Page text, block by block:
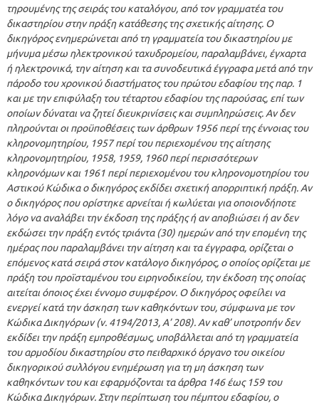
τηρουμένης της σειράς του καταλόγου, από τον γραμματέα του
δικαστηρίου στην πράξη κατάθεσης της σχετικής αίτησης. Ο
δικηγόρος ενημερώνεται από τη γραμματεία του δικαστηρίου με
μήνυμα μέσω ηλεκτρονικού ταχυδρομείου, παραλαμβάνει, έγχαρτα
ή ηλεκτρονικά, την αίτηση και τα συνοδευτικά έγγραφα μετά από την
πάροδο του χρονικού διαστήματος του πρώτου εδαφίου της παρ. 1
και με την επιφύλαξη του τέταρτου εδαφίου της παρούσας, επί των
οποίων δύναται να ζητεί διευκρινίσεις και συμπληρώσεις. Αν δεν
πληρούνται οι προϋποθέσεις των άρθρων 1956 περί της έννοιας του
κληρονομητηρίου, 1957 περί του περιεχομένου της αίτησης
κληρονομητηρίου, 1958, 1959, 1960 περί περισσότερων
κληρονόμων και 1961 περί περιεχομένου του κληρονομοτηρίου του
Αστικού Κώδικα ο δικηγόρος εκδίδει σχετική απορριπτική πράξη. Αν
ο δικηγόρος που ορίστηκε αρνείται ή κωλύεται για οποιονδήποτε
λόγο να αναλάβει την έκδοση της πράξης ή αν αποβιώσει ή αν δεν
εκδώσει την πράξη εντός τριάντα (30) ημερών από την επομένη της
ημέρας που παραλαμβάνει την αίτηση και τα έγγραφα, ορίζεται ο
επόμενος κατά σειρά στον κατάλογο δικηγόρος, ο οποίος ορίζεται με
πράξη του προϊσταμένου του ειρηνοδικείου, την έκδοση της οποίας
αιτείται όποιος έχει έννομο συμφέρον. O δικηγόρος οφείλει να
ενεργεί κατά την άσκηση των καθηκόντων του, σύμφωνα με τον
Κώδικα Δικηγόρων (ν. 4194/2013, Α’ 208). Αν καθ’ υποτροπήν δεν
εκδίδει την πράξη εμπροθέσμως, υποβάλλεται από τη γραμματεία
του αρμοδίου δικαστηρίου στο πειθαρχικό όργανο του οικείου
δικηγορικού συλλόγου ενημέρωση για τη μη άσκηση των
καθηκόντων του και εφαρμόζονται τα άρθρα 146 έως 159 του
Κώδικα Δικηγόρων. Στην περίπτωση του πέμπτου εδαφίου, ο